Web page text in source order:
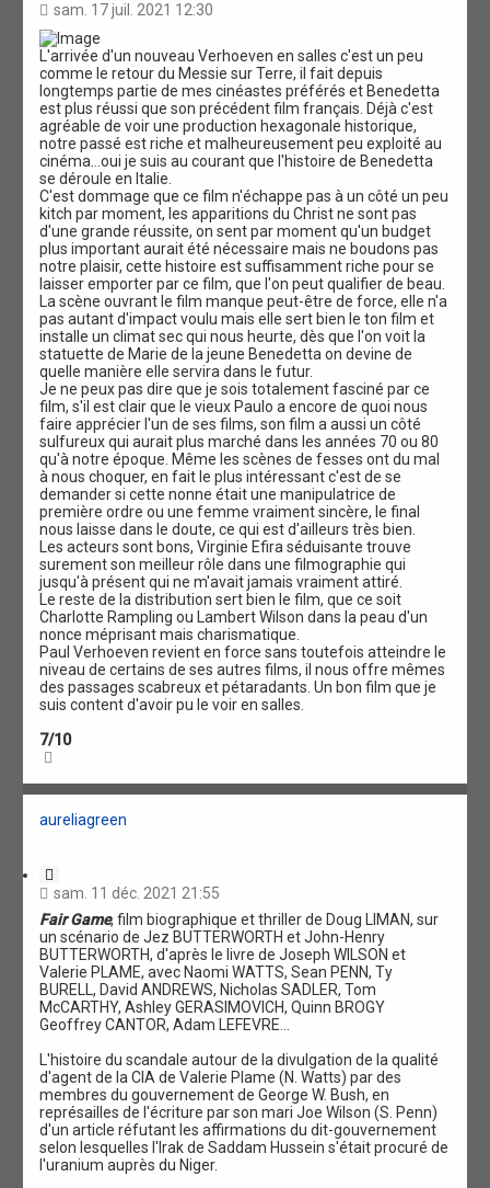
i
a
t
i
o
n
sam. 17 juil. 2021 12:30
L'arrivée d'un nouveau Verhoeven en salles c'est un peu
comme le retour du Messie sur Terre, il fait depuis
longtemps partie de mes cinéastes préférés et Benedetta
est plus réussi que son précédent film français. Déjà c'est
agréable de voir une production hexagonale historique,
notre passé est riche et malheureusement peu exploité au
cinéma...oui je suis au courant que l'histoire de Benedetta
se déroule en Italie.
C'est dommage que ce film n'échappe pas à un côté un peu
kitch par moment, les apparitions du Christ ne sont pas
d'une grande réussite, on sent par moment qu'un budget
plus important aurait été nécessaire mais ne boudons pas
notre plaisir, cette histoire est suffisamment riche pour se
laisser emporter par ce film, que l'on peut qualifier de beau.
La scène ouvrant le film manque peut-être de force, elle n'a
pas autant d'impact voulu mais elle sert bien le ton film et
installe un climat sec qui nous heurte, dès que l'on voit la
statuette de Marie de la jeune Benedetta on devine de
quelle manière elle servira dans le futur.
Je ne peux pas dire que je sois totalement fasciné par ce
film, s'il est clair que le vieux Paulo a encore de quoi nous
faire apprécier l'un de ses films, son film a aussi un côté
sulfureux qui aurait plus marché dans les années 70 ou 80
qu'à notre époque. Même les scènes de fesses ont du mal
à nous choquer, en fait le plus intéressant c'est de se
demander si cette nonne était une manipulatrice de
première ordre ou une femme vraiment sincère, le final
nous laisse dans le doute, ce qui est d'ailleurs très bien.
Les acteurs sont bons, Virginie Efira séduisante trouve
surement son meilleur rôle dans une filmographie qui
jusqu'à présent qui ne m'avait jamais vraiment attiré.
Le reste de la distribution sert bien le film, que ce soit
Charlotte Rampling ou Lambert Wilson dans la peau d'un
nonce méprisant mais charismatique.
Paul Verhoeven revient en force sans toutefois atteindre le
niveau de certains de ses autres films, il nous offre mêmes
des passages scabreux et pétaradants. Un bon film que je
suis content d'avoir pu le voir en salles.
7/10
u
aureliagreen
i
a
t
o
n
sam. 11 déc. 2021 21:55
Fair Game, film biographique et thriller de Doug LIMAN, sur
un scénario de Jez BUTTERWORTH et John-Henry
BUTTERWORTH, d'après le livre de Joseph WILSON et
Valerie PLAME, avec Naomi WATTS, Sean PENN, Ty
BURELL, David ANDREWS, Nicholas SADLER, Tom
McCARTHY, Ashley GERASIMOVICH, Quinn BROGY
Geoffrey CANTOR, Adam LEFEVRE...
L'histoire du scandale autour de la divulgation de la qualité
d'agent de la CIA de Valerie Plame (N. Watts) par des
membres du gouvernement de George W. Bush, en
représailles de l'écriture par son mari Joe Wilson (S. Penn)
d'un article réfutant les affirmations du dit-gouvernement
selon lesquelles l'Irak de Saddam Hussein s'était procuré de
l'uranium auprès du Niger.